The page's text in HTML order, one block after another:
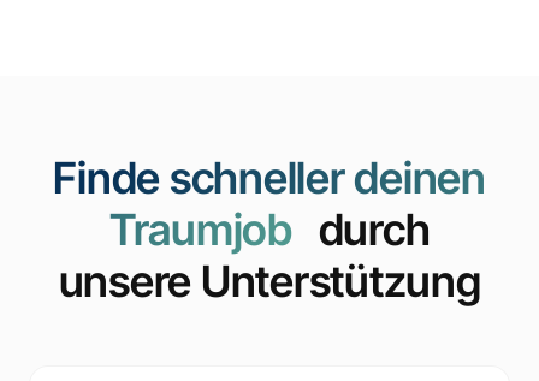
Finde schneller deinen
Traumjobdurch
unsere Unterstützung